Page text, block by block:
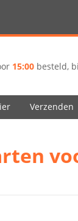
15:00 besteld,
Verzenden